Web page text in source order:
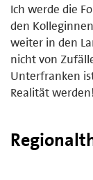
Ich werde die
den
weiter in den
nicht von
Unterfranken
Realität werden!